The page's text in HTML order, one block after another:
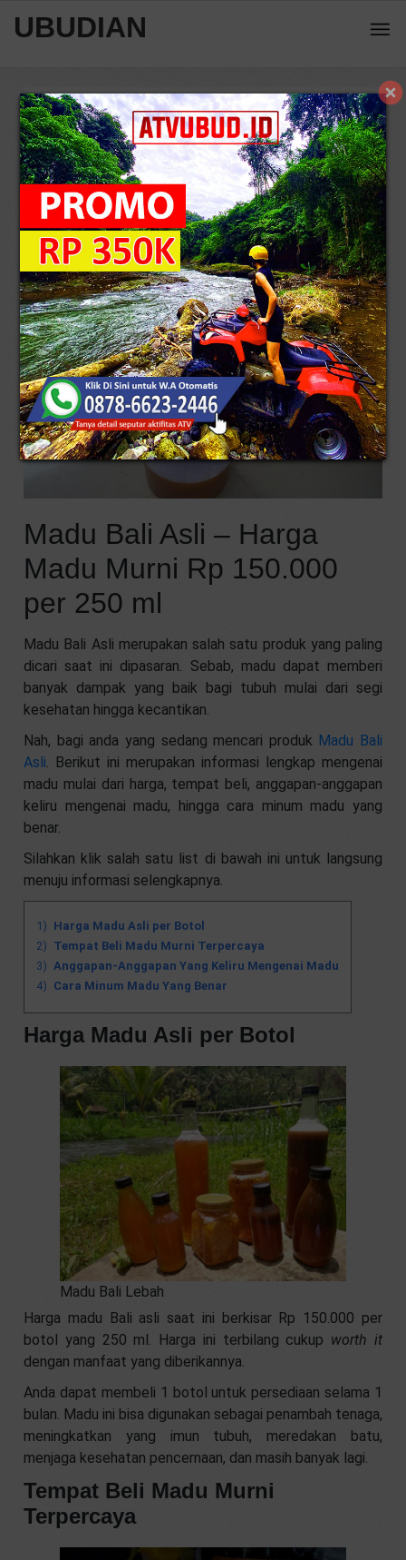
UBUDIAN
Home Madu Bali
Madu Bali Asli – Harga Madu Murni Rp
150.000 per 250 ml
5/160
Reviews
9687 view
Madu Bali Asli – Harga
Madu Murni Rp 150.000
per 250 ml
Madu Bali Asli merupakan salah satu produk yang paling
dicari saat ini dipasaran. Sebab, madu dapat memberi
banyak dampak yang baik bagi tubuh mulai dari segi
kesehatan hingga kecantikan.
Nah, bagi anda yang sedang mencari produk Madu Bali
Asli. Berikut ini merupakan informasi lengkap mengenai
madu mulai dari harga, tempat beli, anggapan-anggapan
keliru mengenai madu, hingga cara minum madu yang
benar.
Silahkan klik salah satu list di bawah ini untuk langsung
menuju informasi selengkapnya.
Harga Madu Asli per Botol
Tempat Beli Madu Murni Terpercaya
Anggapan-Anggapan Yang Keliru Mengenai Madu
Cara Minum Madu Yang Benar
Harga Madu Asli per Botol
Madu Bali Lebah
Harga madu Bali asli saat ini berkisar Rp 150.000 per
botol yang 250 ml. Harga ini terbilang cukup worth it
dengan manfaat yang diberikannya.
Anda dapat membeli 1 botol untuk persediaan selama 1
bulan. Madu ini bisa digunakan sebagai penambah tenaga,
meningkatkan yang imun tubuh, meredakan batu,
menjaga kesehatan pencernaan, dan masih banyak lagi.
Tempat Beli Madu Murni
Terpercaya